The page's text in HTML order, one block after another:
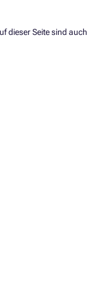
dieser Seite sind auch